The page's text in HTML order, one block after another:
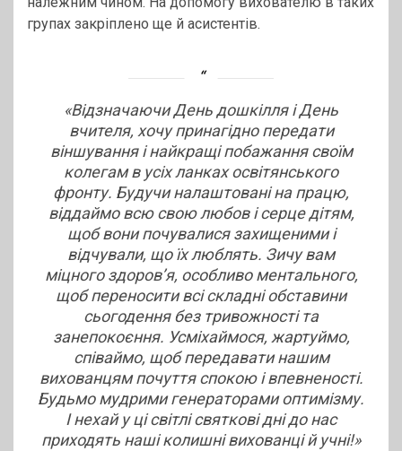
групах закріплено ще й асистентів.
«Відзначаючи День дошкілля і День
вчителя, хочу принагідно передати
віншування і найкращі побажання своїм
колегам в усіх ланках освітянського
фронту. Будучи налаштовані на працю,
віддаймо всю свою любов і серце дітям,
щоб вони почувалися захищеними і
відчували, що їх люблять. Зичу вам
міцного здоров’я, особливо ментального,
щоб переносити всі складні обставини
сьогодення без тривожності та
занепокоєння. Усміхаймося, жартуймо,
співаймо, щоб передавати нашим
вихованцям почуття спокою і впевненості.
Будьмо мудрими генераторами оптимізму.
І нехай у ці світлі святкові дні до нас
приходять наші колишні вихованці й учні!»